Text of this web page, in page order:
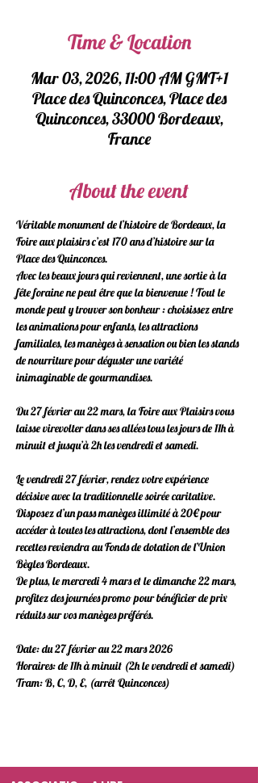
Time & Location
Mar 03, 2026, 11:00 AM GMT+1
Place des Quinconces, Place des
Quinconces, 33000 Bordeaux,
France
About the event
Véritable monument de l’histoire de Bordeaux, la
Foire aux plaisirs c’est 170 ans d’histoire sur la
Place des Quinconces.
Avec les beaux jours qui reviennent, une sortie à la
fête foraine ne peut être que la bienvenue ! Tout le
monde peut y trouver son bonheur : choisissez entre
les animations pour enfants, les attractions
familiales, les manèges à sensation ou bien les stands
de nourriture pour déguster une variété
inimaginable de gourmandises.
Du 27 février au 22 mars, la Foire aux Plaisirs vous
laisse virevolter dans ses allées tous les jours de 11h à
minuit et jusqu’à 2h les vendredi et samedi.
Le vendredi 27 février, rendez votre expérience
décisive avec la traditionnelle soirée caritative.
Disposez d’un pass manèges illimité à 20€ pour
accéder à toutes les attractions, dont l’ensemble des
recettes reviendra au Fonds de dotation de l’Union
Bègles Bordeaux.
De plus, le mercredi 4 mars et le dimanche 22 mars,
profitez des journées promo pour bénéficier de prix
réduits sur vos manèges préférés.
Date: du 27 février au 22 mars 2026
Horaires: de 11h à minuit (2h le vendredi et samedi)
Tram: B, C, D, E, (arrêt Quinconces)